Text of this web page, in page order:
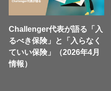
Challenger代表が語る「入
るべき保険」と「入らなく
ていい保険」（2026年4月
情報）